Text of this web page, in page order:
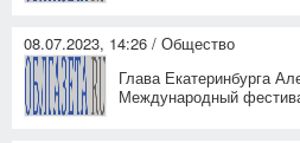
08.07.2023, 14:26 / Общество
Глава Екатеринбурга
Международный